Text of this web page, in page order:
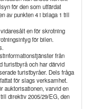
för den som utfärdat
av punkten 4 i bilaga 1 till
en för skrotning
för bilen.
från
turistbyrå och har därvid
turistbyråer. Dels fråga
för slags verksamhet.
auktorisationen, varvid en
direktiv 2005/29/EG, den